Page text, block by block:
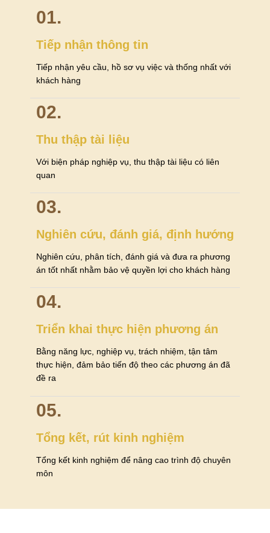
01.
Tiếp nhận thông tin
Tiếp nhận yêu cầu, hồ sơ vụ việc và thống nhất với
khách hàng
02.
Thu thập tài liệu
Với biện pháp nghiệp vụ, thu thập tài liệu có liên
quan
03.
Nghiên cứu, đánh giá, định hướng
Nghiên cứu, phân tích, đánh giá và đưa ra phương
án tốt nhất nhằm bảo vệ quyền lợi cho khách hàng
04.
Triển khai thực hiện phương án
Bằng năng lực, nghiệp vụ, trách nhiệm, tận tâm
thực hiện, đảm bảo tiến độ theo các phương án đã
đề ra
05.
Tổng kết, rút kinh nghiệm
Tổng kết kinh nghiệm để nâng cao trình độ chuyên
môn